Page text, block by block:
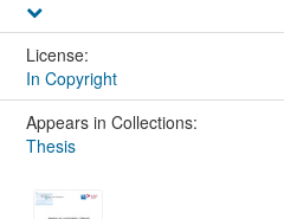
License:
In Copyright
Appears in Collections:
Thesis